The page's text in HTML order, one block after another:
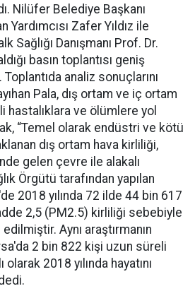
Nilüfer Belediye Başkanı
Yardımcısı Zafer Yıldız ile
Sağlığı Danışmanı Prof. Dr.
basın toplantısı geniş
analiz sonuçlarını
Pala, dış ortam ve iç ortam
hastalıklara ve ölümlere yol
“Temel olarak endüstri ve kötü
dış ortam hava kirliliği,
gelen çevre ile alakalı
Örgütü tarafından yapılan
2018 yılında 72 ilde 44 bin 617
2,5 (PM2.5) kirliliği sebebiyle
Aynı araştırmanın
2 bin 822 kişi uzun süreli
2018 yılında hayatını